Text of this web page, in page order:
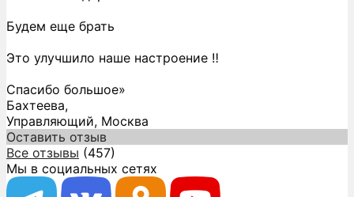
Будем еще брать
Это улучшило наше настроение ‼️
Спасибо большое»
Бахтеева,
Управляющий, Москва
Оставить отзыв
Все отзывы (457)
Мы в социальных сетях